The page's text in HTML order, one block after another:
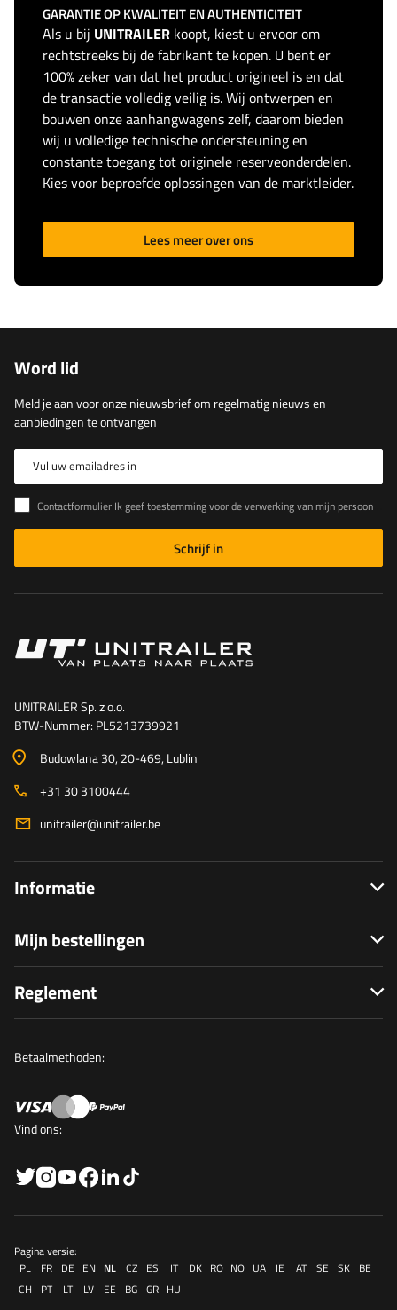
GARANTIE OP KWALITEIT EN AUTHENTICITEIT
Als u bij UNITRAILER koopt, kiest u ervoor om
rechtstreeks bij de fabrikant te kopen. U bent er
100% zeker van dat het product origineel is en dat
de transactie volledig veilig is. Wij ontwerpen en
bouwen onze aanhangwagens zelf, daarom bieden
wij u volledige technische ondersteuning en
constante toegang tot originele reserveonderdelen.
Kies voor beproefde oplossingen van de marktleider.
Lees meer over ons
Word lid
Meld je aan voor onze nieuwsbrief om regelmatig nieuws en
aanbiedingen te ontvangen
Vul uw emailadres in
Contactformulier Ik geef toestemming voor de verwerking van mijn persoonlijke gegevens in het contactformulier in overeenstemming met de Verordening van het Europees Parlement en de Raad (EU)
Schrijf in
UNITRAILER Sp. z o.o.
BTW-Nummer: PL5213739921
Budowlana 30, 20-469, Lublin
+31 30 3100444
unitrailer@unitrailer.be
Informatie
Mijn bestellingen
Reglement
Betaalmethoden:
Vind ons:
Pagina versie:
PL
FR DE EN NL CZ ES IT DK RO NO UA IE AT SE SK BE
CH
PT LT LV EE BG GR HU